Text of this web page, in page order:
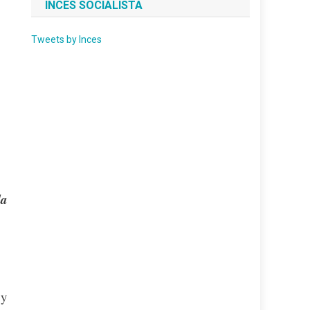
INCES SOCIALISTA
Tweets by Inces